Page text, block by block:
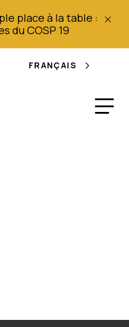
place à la table :
du COSP 19
FRANÇAIS